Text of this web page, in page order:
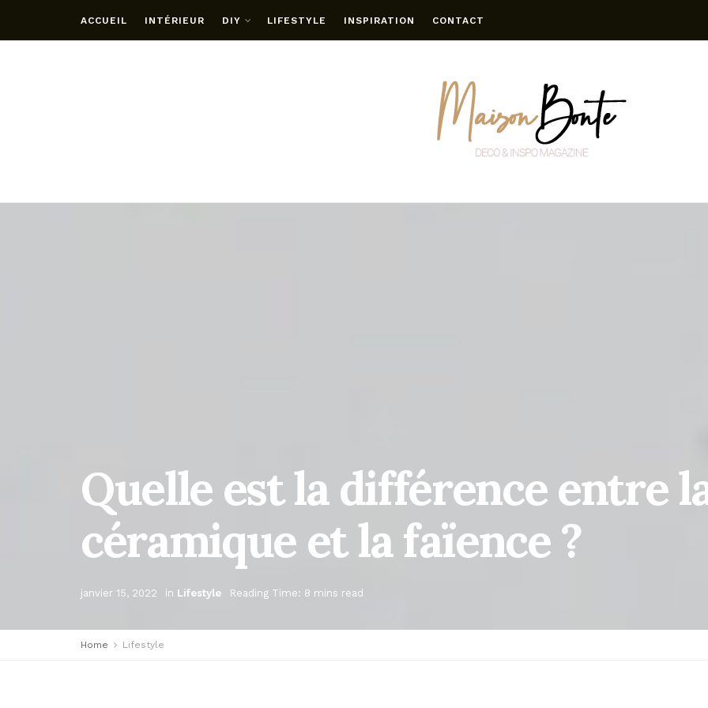
ACCUEIL INTÉRIEUR DIY LIFESTYLE INSPIRATION CONTACT
Quelle est la différence entre
céramique et la faïence ?
janvier 15, 2022 in Lifestyle Reading Time: 8 mins read
Home Lifestyle